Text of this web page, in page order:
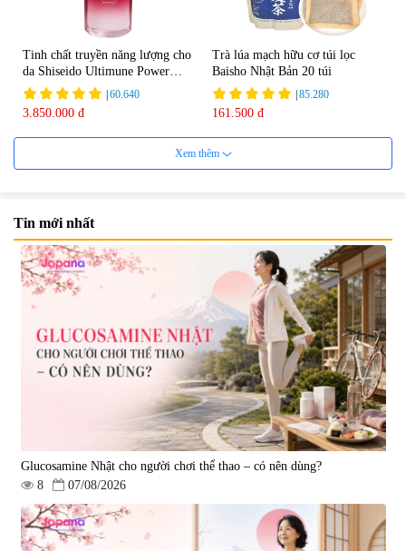
Tinh chất truyền năng lượng cho
da Shiseido Ultimune Power
75ml
|60.640
3.850.000 đ
Trà lúa mạch hữu cơ túi lọc
Baisho Nhật Bản 20 túi
|85.280
161.500 đ
Viên uống bổ não Ribeto Shoji
|57.920
1.450.000 đ
Viên nang uống cải thiện thị lực,
trí nhớ DHA + EPA + Flaxseed
Oil 30 viên/gói - Date 02/2027
|52.346
225.000 đ
Tẩy tế bào chết Nichiei Bussan
Viên uống hỗ trợ bền thành
Xem thêm
Tin mới nhất
Glucosamine Nhật cho người chơi thể thao – có nên dùng?
8
07/08/2026